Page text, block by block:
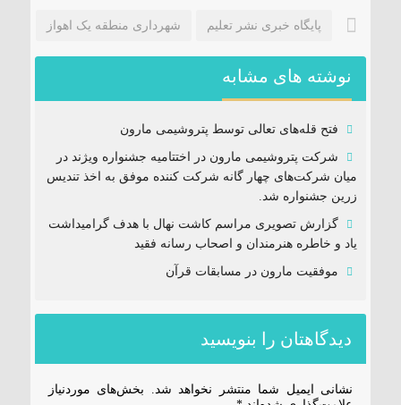
پایگاه خبری نشر تعلیم شهرداری منطقه یک اهواز
نوشته های مشابه
فتح‌ قله‌های تعالی توسط پتروشیمی مارون
شرکت پتروشیمی مارون در اختتامیه جشنواره ویژند در
میان شرکت‌های چهار گانه شرکت کننده موفق به اخذ تندیس
زرین جشنواره شد.
گزارش تصویری مراسم کاشت نهال با هدف گرامیداشت
یاد و خاطره هنرمندان و اصحاب رسانه فقید
موفقیت مارون در مسابقات قرآن
دیدگاهتان را بنویسید
نشانی ایمیل شما منتشر نخواهد شد.
بخش‌های موردنیاز